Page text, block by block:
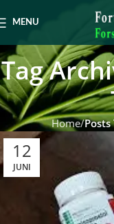
MENU
Tag
Home
12
JUNI